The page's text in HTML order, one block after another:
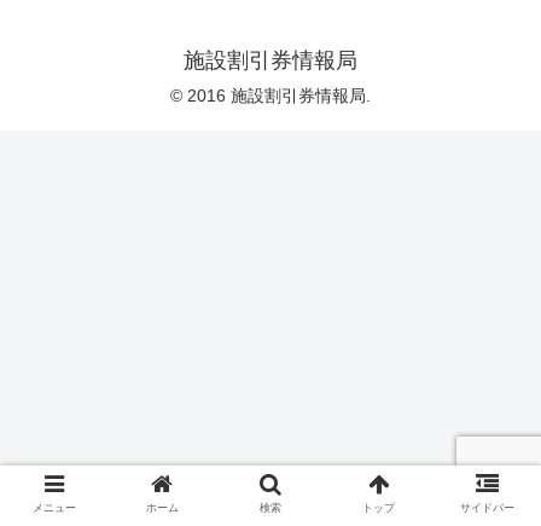
施設割引券情報局
© 2016 施設割引券情報局.
メニュー ホーム 検索 トップ サイドバー